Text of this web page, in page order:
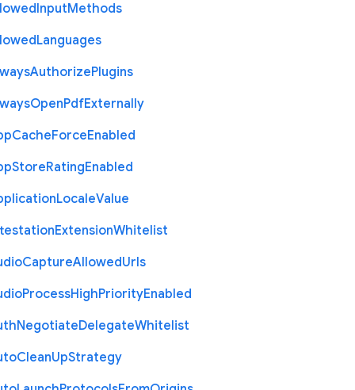
InputMethods
Languages
AuthorizePlugins
OpenPdfExternally
CacheForceEnabled
StoreRatingEnabled
LocaleValue
ExtensionWhitelist
CaptureAllowedUrls
ProcessHighPriorityEnabled
NegotiateDelegateWhitelist
CleanUpStrategy